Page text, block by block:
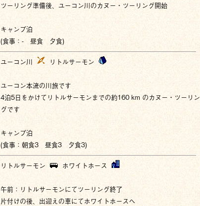
ツーリング準備後、ユーコン川のカヌー・ツーリング開始
キャンプ泊
(食事：- 昼食 夕食)
ユーコン川 リトルサーモン
ユーコン本流の川旅です
4泊5日をかけてリトルサーモンまでの約160 km のカヌー・ツーリン
グです
キャンプ泊
(食事：朝食3 昼食3 夕食3)
リトルサーモン ホワイトホース
午前：リトルサーモンにてツーリング終了
片付けの後、出迎えの車にてホワイトホースへ